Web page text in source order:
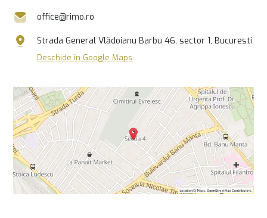
office@rimo.ro
Strada General Vlădoianu Barbu 46, sector 1, Bucuresti
Deschide în Google Maps